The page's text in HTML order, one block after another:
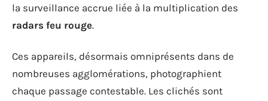
la surveillance accrue liée à la multiplication des
radars feu rouge.
Ces appareils, désormais omniprésents dans de
nombreuses agglomérations, photographient
chaque passage contestable. Les clichés sont